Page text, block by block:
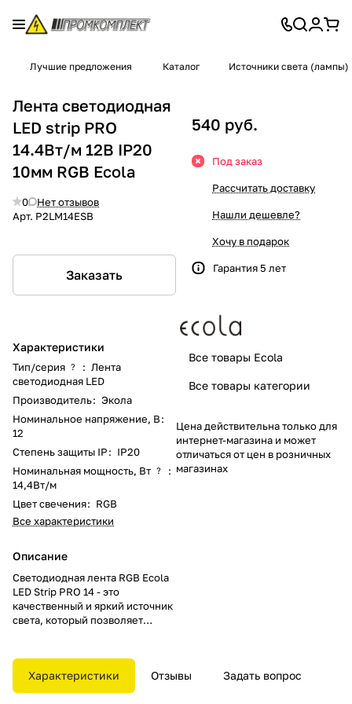
Лучшие предложения Каталог Источники света (лампы)
Лента светодиодная
LED strip PRO
14.4Вт/м 12В IP20
10мм RGB Ecola
0
Нет отзывов
Арт. P2LM14ESB
Заказать
Характеристики
Тип/серия ? : Лента
светодиодная LED
Производитель: Экола
Номинальное напряжение, В:
12
Степень защиты IP: IP20
Номинальная мощность, Вт ?
:
14,4Вт/м
Цвет свечения: RGB
Все характеристики
Описание
Светодиодная лента RGB Ecola
LED Strip PRO 14 - это
качественный и яркий источник
света, который позволяет
светодиодов на метр, что
обеспечивает высокую яркость
и равномерность освещения.
540 руб.
Под заказ
Рассчитать доставку
Нашли дешевле?
Хочу в подарок
Гарантия 5 лет
Все товары Ecola
Все товары категории
Цена действительна только для
интернет-магазина и может
отличаться от цен в розничных
магазинах
Характеристики Отзывы Задать вопрос